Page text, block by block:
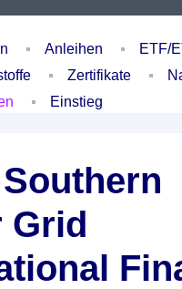
Anleihen
ETF/
Zertifikate
Einstieg
Grid